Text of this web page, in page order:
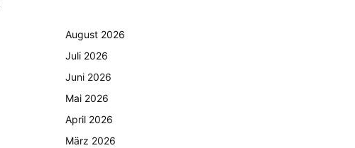
August 2026
Juli 2026
Juni 2026
Mai 2026
April 2026
März 2026